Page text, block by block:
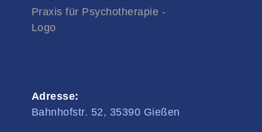
Adresse:
Bahnhofstr. 52, 35390 Gießen